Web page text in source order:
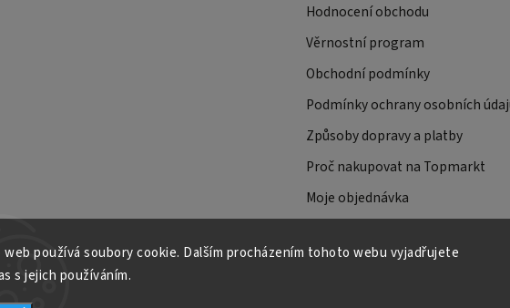
web používá soubory cookie. Dalším procházením tohoto webu vyjadřujete
s jejich používáním.
Hodnocení obchodu
Věrnostní program
Obchodní podmínky
Podmínky ochrany osobních
Způsoby dopravy a platby
Proč nakupovat na Topmarkt
Moje objednávka